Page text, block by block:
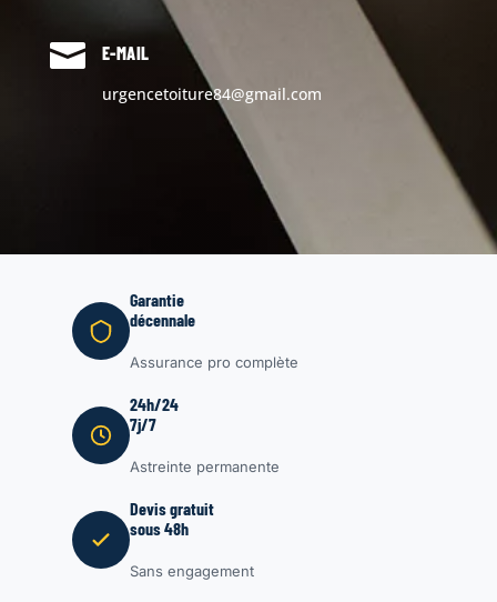

E-MAIL
urgencetoiture84@gmail.com
Garantie
décennale
Assurance pro complète
24h/24
7j/7
Astreinte permanente
Devis gratuit
sous 48h
Sans engagement